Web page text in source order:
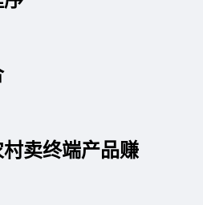
卖终端产品赚